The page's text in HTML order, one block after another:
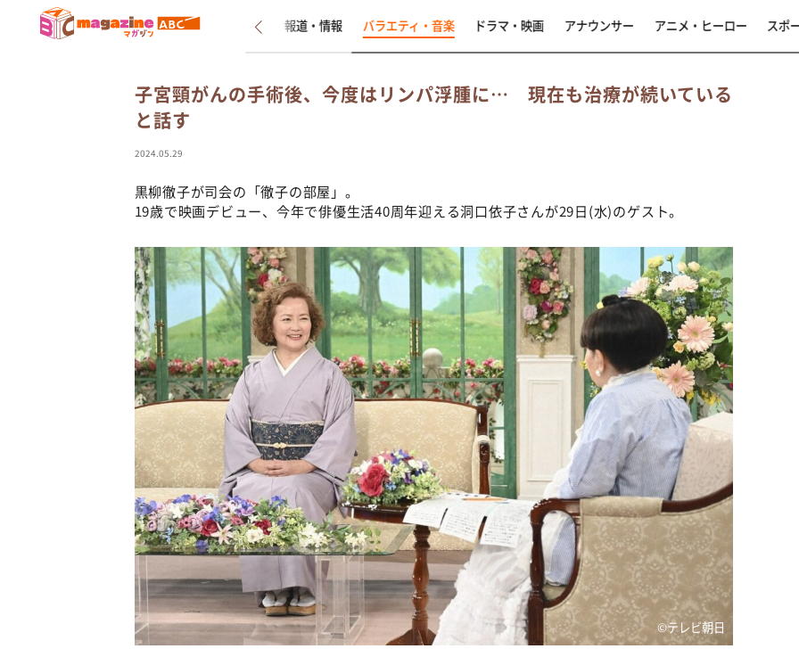
新着 インタビュー 報道・情報 バラエティ・音楽 ドラマ・映画 アナウンサー アニメ・ヒーロー スポ
子宮頸がんの手術後、今度はリンパ浮腫に… 現在も治療が続いている
と話す
2024.05.29
黒柳徹子が司会の「徹子の部屋」。
19歳で映画デビュー、今年で俳優生活40周年迎える洞口依子さんが29日(水)のゲスト。
©テレビ朝日